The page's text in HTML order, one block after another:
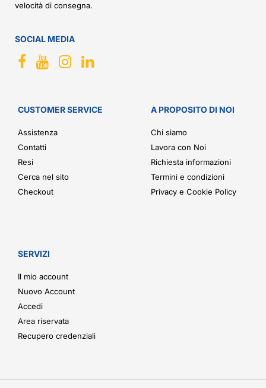
velocità di consegna.
SOCIAL MEDIA
CUSTOMER SERVICE
Assistenza
Contatti
Resi
Cerca nel sito
Checkout
A PROPOSITO DI NOI
Chi siamo
Lavora con Noi
Richiesta informazioni
Termini e condizioni
Privacy e Cookie Policy
SERVIZI
Il mio account
Nuovo Account
Accedi
Area riservata
Recupero credenziali